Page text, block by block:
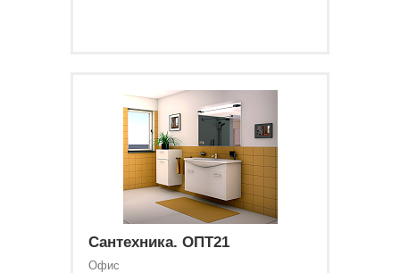
Сантехника. ОПТ21
Офис